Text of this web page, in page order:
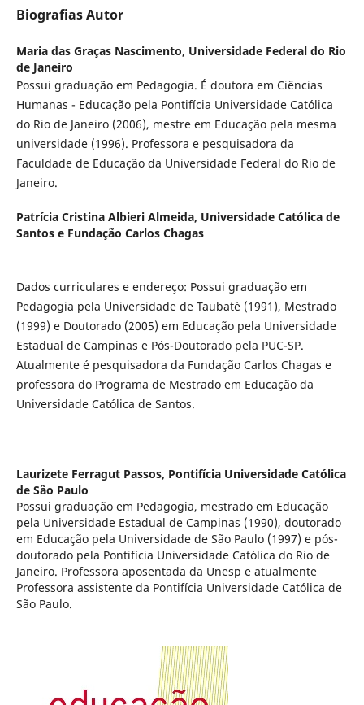
Biografias Autor
Maria das Graças Nascimento, Universidade Federal do Rio
de Janeiro
Possui graduação em Pedagogia. É doutora em Ciências
Humanas - Educação pela Pontifícia Universidade Católica
do Rio de Janeiro (2006), mestre em Educação pela mesma
universidade (1996). Professora e pesquisadora da
Faculdade de Educação da Universidade Federal do Rio de
Janeiro.
Patrícia Cristina Albieri Almeida, Universidade Católica de
Santos e Fundação Carlos Chagas
Dados curriculares e endereço: Possui graduação em
Pedagogia pela Universidade de Taubaté (1991), Mestrado
(1999) e Doutorado (2005) em Educação pela Universidade
Estadual de Campinas e Pós-Doutorado pela PUC-SP.
Atualmente é pesquisadora da Fundação Carlos Chagas e
professora do Programa de Mestrado em Educação da
Universidade Católica de Santos.
Laurizete Ferragut Passos, Pontifícia Universidade Católica
de São Paulo
Possui graduação em Pedagogia, mestrado em Educação
pela Universidade Estadual de Campinas (1990), doutorado
em Educação pela Universidade de São Paulo (1997) e pós-
doutorado pela Pontifícia Universidade Católica do Rio de
Janeiro. Professora aposentada da Unesp e atualmente
Professora assistente da Pontifícia Universidade Católica de
São Paulo.